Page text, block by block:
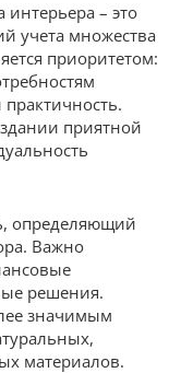
– это
учета множества
приоритетом:
приятной
определяющий
Важно
решения.
значимым
материалов.